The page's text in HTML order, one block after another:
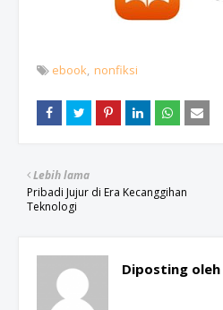
ebook nonfiksi
Lebih lama
Pribadi Jujur di Era Kecanggihan
Teknologi
Diposting oleh